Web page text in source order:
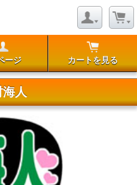
ージ カートを見る
海人